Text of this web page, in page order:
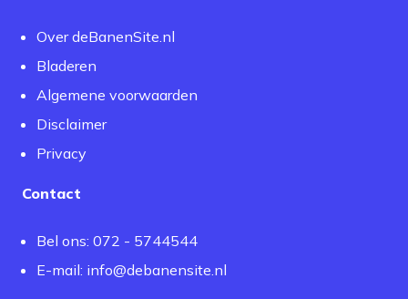
Over deBanenSite.nl
Bladeren
Algemene voorwaarden
Disclaimer
Privacy
Contact
Bel ons: 072 - 5744544
E-mail: info@debanensite.nl